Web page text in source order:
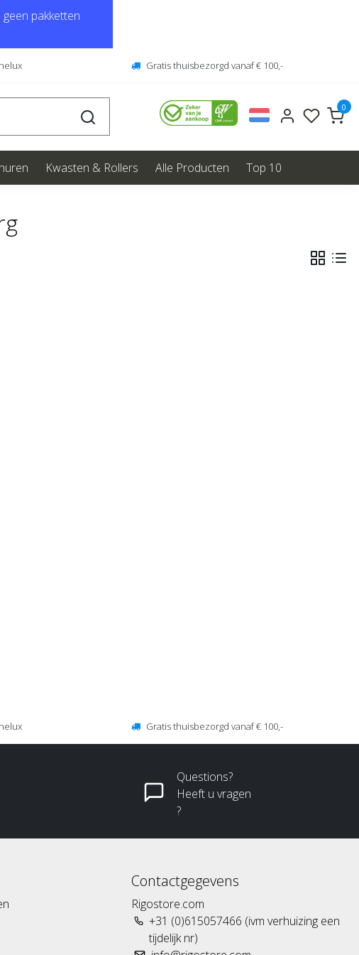
geen pakketten
Gratis thuisbezorgd vanaf € 100,-
0
Kwasten & Rollers Alle Producten Top 10
Gratis thuisbezorgd vanaf € 100,-
Questions?
Heeft u vragen
?
Contactgegevens
Rigostore.com
+31 (0)615057466 (ivm verhuizing een
tijdelijk nr)